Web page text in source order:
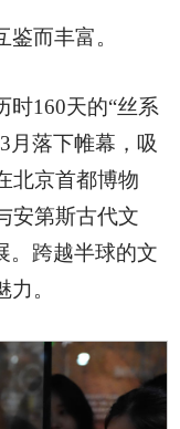
而丰富。
时160天的“丝系
落下帷幕，吸
北京首都博物
安第斯古代文
。跨越半球的文
。